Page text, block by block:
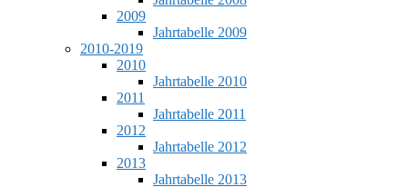
2009
Jahrtabelle 2009
2010-2019
2010
Jahrtabelle 2010
2011
Jahrtabelle 2011
2012
Jahrtabelle 2012
2013
Jahrtabelle 2013